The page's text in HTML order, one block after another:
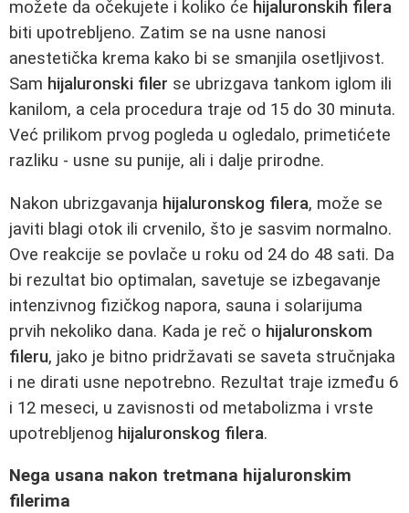
možete da očekujete i koliko će hijaluronskih filera
biti upotrebljeno. Zatim se na usne nanosi
anestetička krema kako bi se smanjila osetljivost.
Sam hijaluronski filer se ubrizgava tankom iglom ili
kanilom, a cela procedura traje od 15 do 30 minuta.
Već prilikom prvog pogleda u ogledalo, primetićete
razliku - usne su punije, ali i dalje prirodne.
Nakon ubrizgavanja hijaluronskog filera, može se
javiti blagi otok ili crvenilo, što je sasvim normalno.
Ove reakcije se povlače u roku od 24 do 48 sati. Da
bi rezultat bio optimalan, savetuje se izbegavanje
intenzivnog fizičkog napora, sauna i solarijuma
prvih nekoliko dana. Kada je reč o hijaluronskom
fileru, jako je bitno pridržavati se saveta stručnjaka
i ne dirati usne nepotrebno. Rezultat traje između 6
i 12 meseci, u zavisnosti od metabolizma i vrste
upotrebljenog hijaluronskog filera.
Nega usana nakon tretmana hijaluronskim
filerima